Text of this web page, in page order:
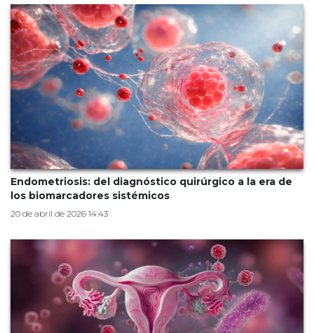
Endometriosis: del diagnóstico quirúrgico a la era de
los biomarcadores sistémicos
20 de abril de 2026 14:43